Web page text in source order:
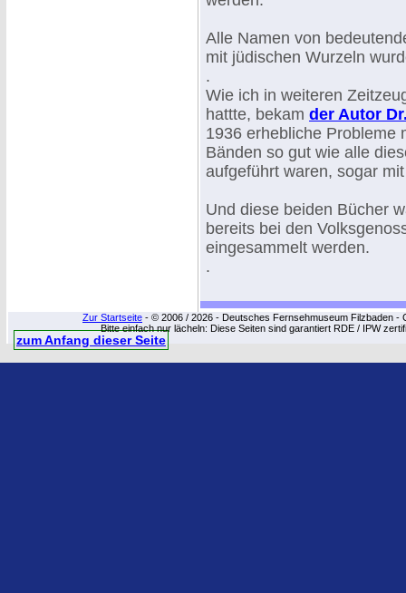
Alle Namen von
mit jüdischen Wurzeln
.
Wie ich in weiteren
hattte, bekam der Autor
1936 erhebliche Probleme
Bänden so gut wie alle
aufgeführt waren, sogar
Und diese beiden Bücher
bereits bei den
eingesammelt werden.
.
Zur Startseite - © 2006 / 2026 - Deutsches Fernsehmuseum Filzbaden -
Bitte einfach nur lächeln: Diese Seiten sind garantiert RDE / IPW
zum Anfang dieser Seite